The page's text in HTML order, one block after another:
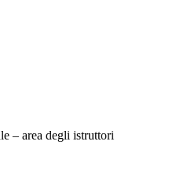
– area degli istruttori